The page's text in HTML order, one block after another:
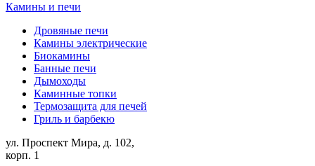
Камины и печи
Дровяные печи
Камины электрические
Биокамины
Банные печи
Дымоходы
Каминные топки
Термозащита для печей
Гриль и барбекю
ул. Проспект Мира, д. 102,
корп. 1